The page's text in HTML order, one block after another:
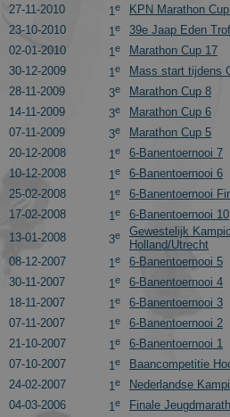
27-11-2010
1e
KPN Marathon
23-10-2010
1e
39e Jaap Eden
02-01-2010
1e
Marathon Cup 17
30-12-2009
1e
Mass start tijdens
28-11-2009
3e
Marathon Cup 8
14-11-2009
3e
Marathon Cup 6
07-11-2009
3e
Marathon Cup 5
20-12-2008
1e
6-Banentoernooi 7
10-12-2008
1e
6-Banentoernooi 6
25-02-2008
1e
6-Banentoernooi
17-02-2008
1e
6-Banentoernooi 10
13-01-2008
3e
Gewestelijk
Holland/Utrecht
08-12-2007
1e
6-Banentoernooi 5
30-11-2007
1e
6-Banentoernooi 4
18-11-2007
1e
6-Banentoernooi 3
07-11-2007
1e
6-Banentoernooi 2
21-10-2007
1e
6-Banentoernooi 1
07-10-2007
1e
Baancompetitie
24-02-2007
1e
Nederlandse
04-03-2006
1e
Finale
Naam
_gat_gtag_UA_2799470_1